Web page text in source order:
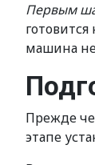
Первым
машина
Прежде
этапе